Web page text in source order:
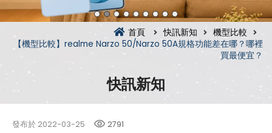
首頁 快訊新知
機型比較
【機型比較】realme Narzo 50/Narzo 50A規格功能差在哪？哪裡
買最便宜？
快訊新知
發布於 2022-03-25 2791